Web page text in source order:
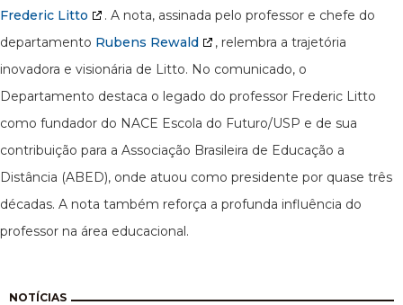
Frederic Litto
. A nota, assinada pelo professor e chefe do
departamento Rubens Rewald
, relembra a trajetória
inovadora e visionária de Litto. No comunicado, o
Departamento destaca o legado do professor Frederic Litto
como fundador do NACE Escola do Futuro/USP e de sua
contribuição para a Associação Brasileira de Educação a
Distância (ABED), onde atuou como presidente por quase três
décadas. A nota também reforça a profunda influência do
professor na área educacional.
NOTÍCIAS